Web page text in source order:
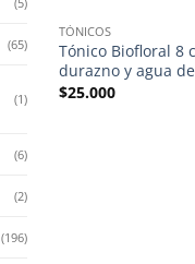
(65)
(1)
(6)
(2)
(196)
TÓNICOS
Tónico Biofloral 8
durazno y agua
$25.000